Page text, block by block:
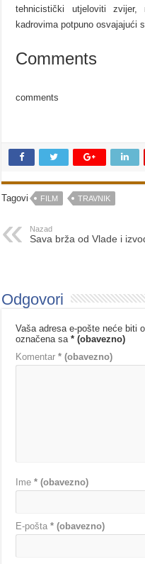
tehnicistički utjeloviti
kadrovima potpuno osvajajući
Comments
comments
Tagovi FILM TRAVNIK
Nazad
Sava brža od Vlade i
Odgovori
Vaša adresa e-pošte neće biti
označena sa* (obavezno)
Komentar* (obavezno)
Ime* (obavezno)
E-pošta* (obavezno)